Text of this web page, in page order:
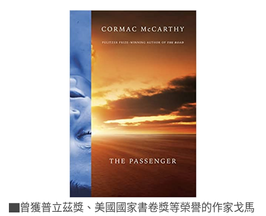
▇曾獲普立茲獎、美國國家書卷獎等榮譽的作家戈馬